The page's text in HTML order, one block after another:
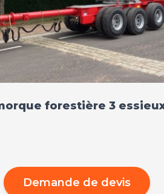
forestière 3
Demande de devis